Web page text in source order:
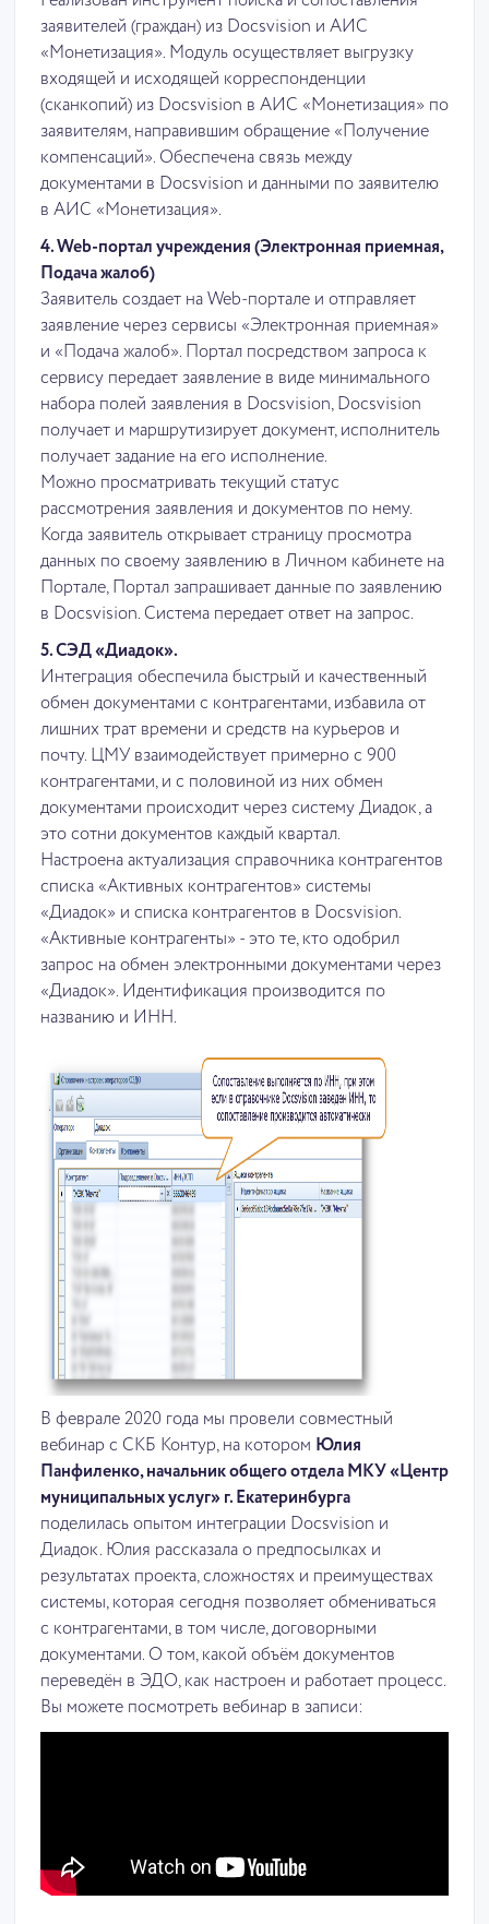
заявителей (граждан) из Docsvision и АИС
«Монетизация». Модуль осуществляет выгрузку
входящей и исходящей корреспонденции
(сканкопий) из Docsvision в АИС «Монетизация» по
заявителям, направившим обращение «Получение
компенсаций». Обеспечена связь между
документами в Docsvision и данными по заявителю
в АИС «Монетизация».
4. Web-портал учреждения (Электронная приемная,
Подача жалоб)
Заявитель создает на Web-портале и отправляет
заявление через сервисы «Электронная приемная»
и «Подача жалоб». Портал посредством запроса к
сервису передает заявление в виде минимального
набора полей заявления в Docsvision, Docsvision
получает и маршрутизирует документ, исполнитель
получает задание на его исполнение.
Можно просматривать текущий статус
рассмотрения заявления и документов по нему.
Когда заявитель открывает страницу просмотра
данных по своему заявлению в Личном кабинете на
Портале, Портал запрашивает данные по заявлению
в Docsvision. Система передает ответ на запрос.
5. СЭД «Диадок».
Интеграция обеспечила быстрый и качественный
обмен документами с контрагентами, избавила от
лишних трат времени и средств на курьеров и
почту. ЦМУ взаимодействует примерно с 900
контрагентами, и с половиной из них обмен
документами происходит через систему Диадок, а
это сотни документов каждый квартал.
Настроена актуализация справочника контрагентов
списка «Активных контрагентов» системы
«Диадок» и списка контрагентов в Docsvision.
«Активные контрагенты» - это те, кто одобрил
запрос на обмен электронными документами через
«Диадок». Идентификация производится по
названию и ИНН.
В феврале 2020 года мы провели совместный
вебинар с СКБ Контур, на котором Юлия
Панфиленко, начальник общего отдела МКУ «Центр
муниципальных услуг» г. Екатеринбурга
поделилась опытом интеграции Docsvision и
Диадок. Юлия рассказала о предпосылках и
результатах проекта, сложностях и преимуществах
системы, которая сегодня позволяет обмениваться
с контрагентами, в том числе, договорными
документами. О том, какой объём документов
переведён в ЭДО, как настроен и работает процесс.
Вы можете посмотреть вебинар в записи: